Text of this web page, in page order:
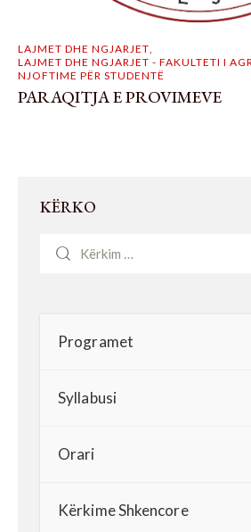
LAJMET DHE NGJARJET,
LAJMET DHE NGJARJET - FAKULTETI I
NJOFTIME PËR STUDENTË
PARAQITJA E PROVIMEVE
KËRKO
Programet
Syllabusi
Orari
Kërkime Shkencore